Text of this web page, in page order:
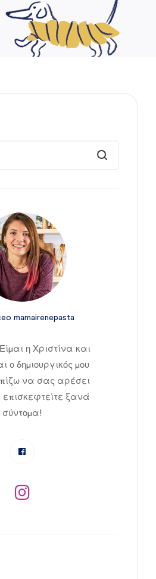
mamairenepasta
η Χριστίνα και
ο δημιουργικός μου
να σας αρέσει
επισκεφτείτε ξανά
σύντομα!